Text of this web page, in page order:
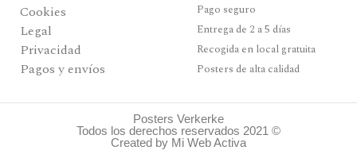
Cookies
Legal
Privacidad
Pagos y envíos
Pago seguro
Entrega de 2 a 5 días
Recogida en local gratuita
Posters de alta calidad
Posters Verkerke
Todos los derechos reservados 2021 ©
Created by Mi Web Activa